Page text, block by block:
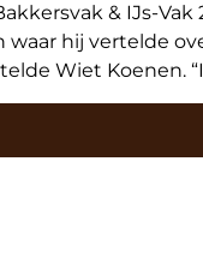
& IJs-
hij vertelde
Wiet Koenen.